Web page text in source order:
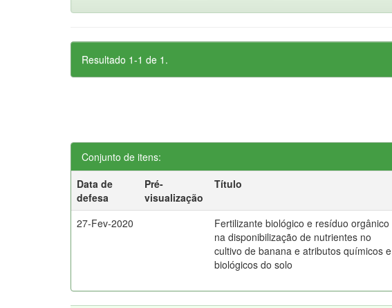
Resultado 1-1 de 1.
Conjunto de itens:
Data de
defesa
Pré-
visualização
Título
27-Fev-2020
Fertilizante biológico e resíduo orgânico
na disponibilização de nutrientes no
cultivo de banana e atributos químicos e
biológicos do solo